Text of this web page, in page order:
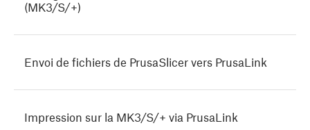
(MK3/S/+)
Envoi de fichiers de PrusaSlicer vers PrusaLink
Impression sur la MK3/S/+ via PrusaLink